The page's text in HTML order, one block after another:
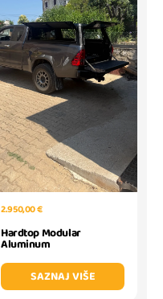
2.950,00 €
Hardtop Modular
Aluminum
SAZNAJ VIŠE